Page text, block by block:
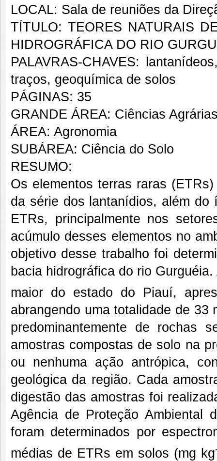
LOCAL: Sala de reuniões da
TÍTULO: TEORES NATURAIS
HIDROGRÁFICA DO RIO
PALAVRAS-CHAVES:
traços, geoquímica de solos
PÁGINAS: 35
GRANDE ÁREA: Ciências
ÁREA: Agronomia
SUBÁREA: Ciência do Solo
RESUMO:
Os elementos terras raras
da série dos lantanídios, além
ETRs, principalmente nos
acúmulo desses elementos no
objetivo desse trabalho foi
bacia hidrográfica do rio
maior do estado do Piauí,
abrangendo uma totalidade de
predominantemente de rochas
amostras compostas de solo na
ou nenhuma ação antrópica,
geológica da região. Cada
digestão das amostras foi
Agência de Proteção Ambiental
foram determinados por
médias de ETRs em solos (mg kg